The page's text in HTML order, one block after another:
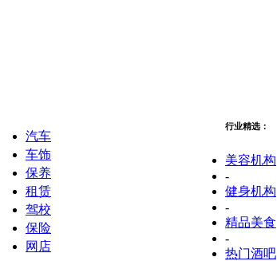
汽车
车饰
保养
租赁
驾校
保险
网店
行业精选：
美容机构
-
健身机构
-
精品美食
-
热门酒吧